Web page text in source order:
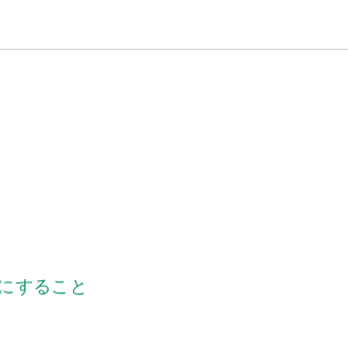
すること